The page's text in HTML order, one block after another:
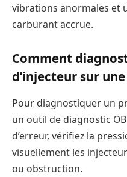
vibrations anormales et
carburant accrue.
Comment
d’injecteur sur
Pour diagnostiquer un
un outil de diagnostic
d’erreur, vérifiez la
visuellement les
ou obstruction.